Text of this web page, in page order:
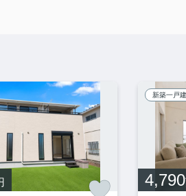
新築一戸建
4,790